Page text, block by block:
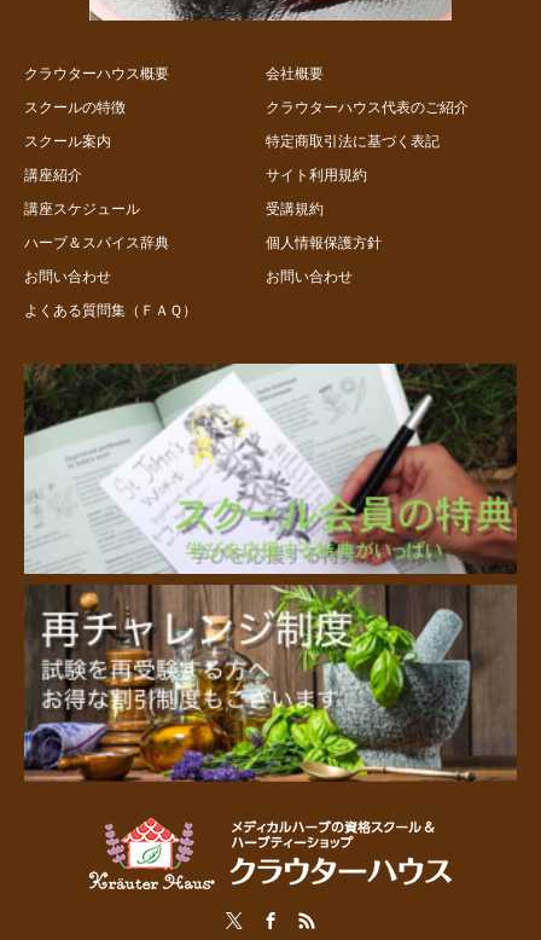
クラウターハウス概要
スクールの特徴
スクール案内
講座紹介
講座スケジュール
ハーブ＆スパイス辞典
お問い合わせ
よくある質問集（ＦＡＱ）
会社概要
クラウターハウス代表のご紹介
特定商取引法に基づく表記
サイト利用規約
受講規約
個人情報保護方針
お問い合わせ